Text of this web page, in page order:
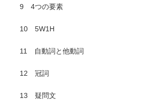
9 4つの要素
10 5W1H
11 自動詞と他動詞
12 冠詞
13 疑問文